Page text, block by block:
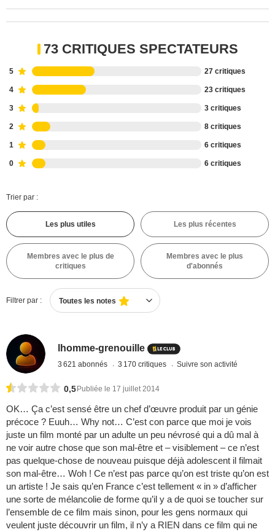
73 CRITIQUES SPECTATEURS
5 27 critiques
4 23 critiques
3 3 critiques
2 8 critiques
1 6 critiques
0 6 critiques
Trier par :
Les plus utiles Les plus récentes
Membres avec le plus de
critiques
Membres avec le plus
d'abonnés
Filtrer par : Toutes les notes
lhomme-grenouille
3 621 abonnés 3 170 critiques Suivre son activité
0,5 Publiée le 17 juillet 2014
OK… Ça c’est sensé être un chef d’œuvre produit par un génie
précoce ? Euuh… Why not… C’est con parce que moi je vois
juste un film monté par un adulte un peu névrosé qui a dû mal à
ne voir autre chose que son mal-être et – visiblement – ce n’est
pas quelque-chose de nouveau puisque déjà adolescent il filmait
son mal-être… Woh ! Ce n’est pas parce qu’on est triste qu’on est
un artiste ! Je sais qu’en France c’est tellement « in » d’afficher
une sorte de mélancolie de forme qu’il y a de quoi se toucher sur
l’ensemble de ce film mais sinon, pour les gens normaux qui
veulent juste découvrir un film, il n’y a RIEN dans ce film qui ne